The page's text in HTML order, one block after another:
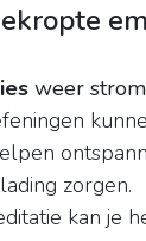
weer
zorgen.
kan je